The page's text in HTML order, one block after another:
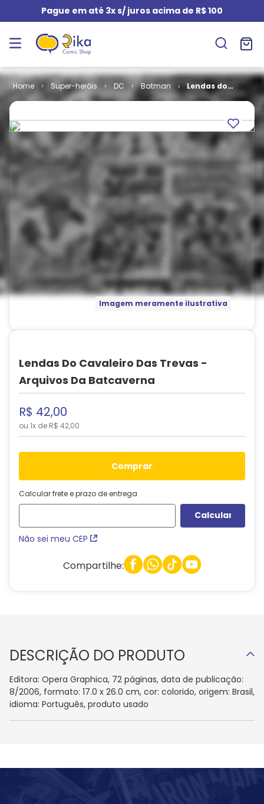
Pague em até 3x s/ juros acima de R$ 100
Super-heróis DC Batman
Lendas do
Cavaleiro das
Arquivos da
Batcaverna
Imagem meramente ilustrativa
Lendas Do Cavaleiro Das Trevas -
Arquivos Da Batcaverna
R$ 42,00
ou 1x de R$ 42,00
comprar
Calcular frete e prazo de entrega
Não sei meu CEP
Compartilhe:
DESCRIÇÃO DO PRODUTO
Editora: Opera Graphica, 72 páginas, data de publicação:
8/2006, formato: 17.0 x 26.0 cm, cor: colorido, origem: Brasil,
idioma: Português, produto usado